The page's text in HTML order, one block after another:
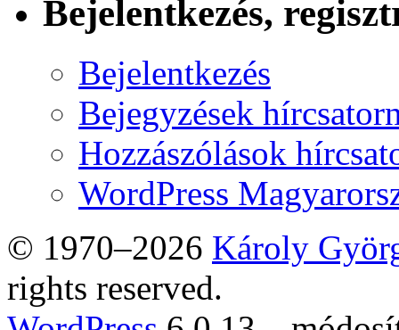
Bejelentkezés,
Bejelentkezés
Bejegyzések
Hozzászólások
WordPress
© 1970–2026 Károly
rights reserved.